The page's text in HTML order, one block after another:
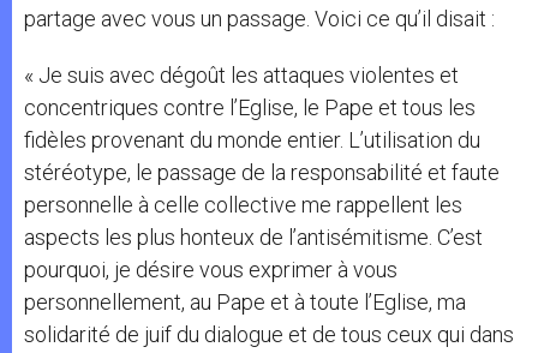
partage avec vous un passage. Voici ce qu’il disait :
« Je suis avec dégoût les attaques violentes et
concentriques contre l’Eglise, le Pape et tous les
fidèles provenant du monde entier. L’utilisation du
stéréotype, le passage de la responsabilité et faute
personnelle à celle collective me rappellent les
aspects les plus honteux de l’antisémitisme. C’est
pourquoi, je désire vous exprimer à vous
personnellement, au Pape et à toute l’Eglise, ma
solidarité de juif du dialogue et de tous ceux qui dans